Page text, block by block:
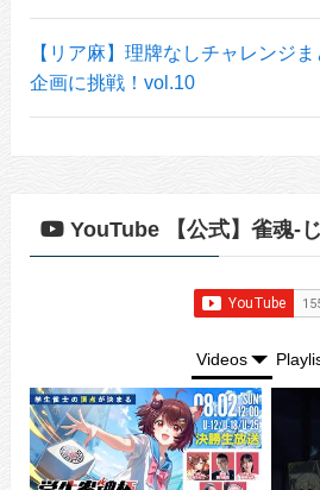
【リア麻】理牌なしチャレンジ
企画に挑戦！vol.10
YouTube 【公式】雀魂-
Videos